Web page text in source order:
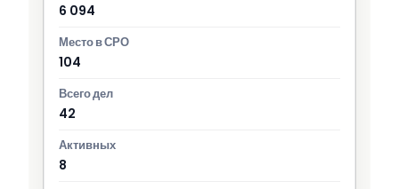
6 094
104
42
8